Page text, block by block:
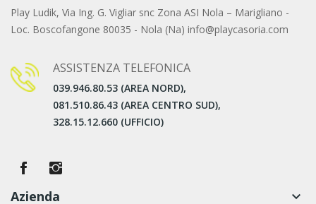
Play Ludik, Via Ing. G. Vigliar snc Zona ASI Nola – Marigliano -
Loc. Boscofangone 80035 - Nola (Na) info@playcasoria.com
ASSISTENZA TELEFONICA
039.946.80.53 (AREA NORD),
081.510.86.43 (AREA CENTRO SUD),
328.15.12.660 (UFFICIO)
Azienda keyboard_arrow_down